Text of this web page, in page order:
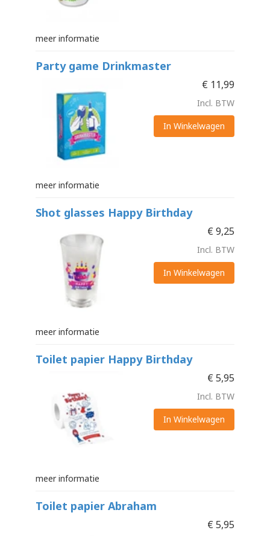
meer informatie
Party game Drinkmaster
€ 11,99
Incl. BTW
In Winkelwagen
meer informatie
Shot glasses Happy Birthday
€ 9,25
Incl. BTW
In Winkelwagen
meer informatie
Toilet papier Happy Birthday
€ 5,95
Incl. BTW
In Winkelwagen
meer informatie
Toilet papier Abraham
€ 5,95